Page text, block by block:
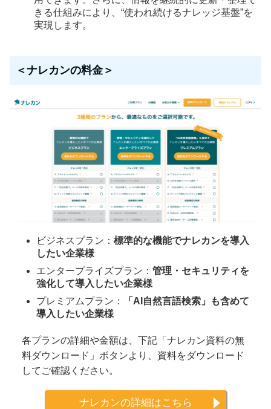
きる仕組みにより、“使われ続けるナレッジ基盤”を
実現します。
＜ナレカンの料金＞
ビジネスプラン： 標準的な機能でナレカンを導入
したい企業様
エンタープライズプラン： 管理・セキュリティを
強化して導入したい企業様
プレミアムプラン：
「AI自然言語検索」も含めて
導入したい企業様
各プランの詳細や金額は、下記「ナレカン資料の無
料ダウンロード」ボタンより、資料をダウンロード
してご確認ください。
ナレカンの詳細はこちら